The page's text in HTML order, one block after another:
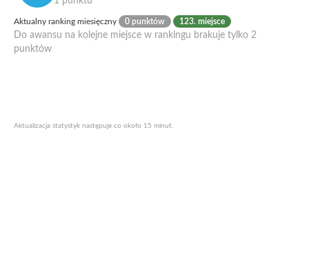
Aktualny ranking miesięczny 0 punktów 123. miejsce
Do awansu na kolejne miejsce w rankingu brakuje tylko 2
punktów
Aktualizacja statystyk następuje co około 15 minut.